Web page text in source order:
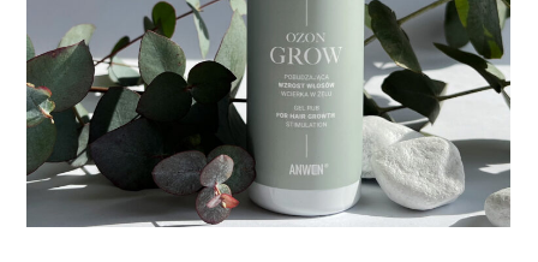
Ozon Grow –
ANWEN
Opakowania